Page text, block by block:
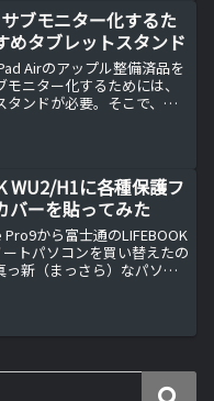
ブモニター化するた
めタブレットスタンド
Airのアップル整備済品を
ニター化するためには、
タンドが必要。そこで、私
WU2/H1に各種保護フ
バーを貼ってみた
から富士通のLIFEBOOK
トパソコンを買い替えたの
っ新（まっさら）なパソコ